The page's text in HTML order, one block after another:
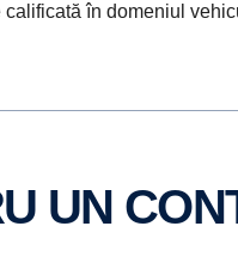
în domeniul
UN